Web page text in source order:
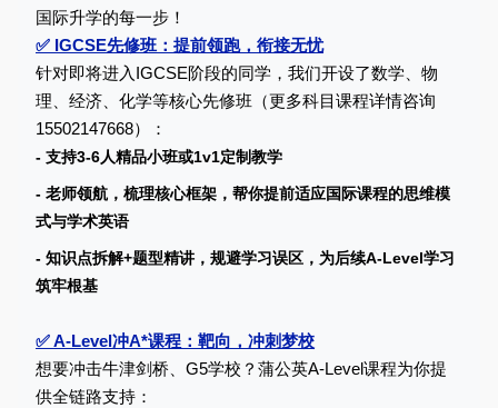
国际升学的每一步！
✅ IGCSE先修班：提前领跑，衔接无忧
针对即将进入IGCSE阶段的同学，我们开设了数学、物
理、经济、化学等核心先修班（更多科目课程详情咨询
15502147668）：
- 支持3-6人精品小班或1v1定制教学
- 老师领航，梳理核心框架，帮你提前适应国际课程的思维模
式与学术英语
- 知识点拆解+题型精讲，规避学习误区，为后续A-Level学习
筑牢根基
✅ A-Level冲A*课程：靶向，冲刺梦校
想要冲击牛津剑桥、G5学校？蒲公英A-Level课程为你提
供全链路支持：